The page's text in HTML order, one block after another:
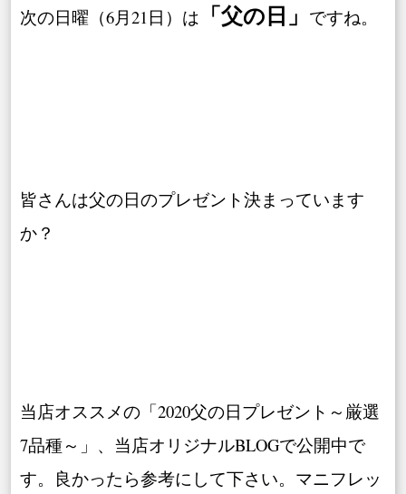
次の日曜（6月21日）は 「父の日」 ですね。
皆さんは父の日のプレゼント決まっています
か？
当店オススメの「2020父の日プレゼント～厳選
7品種～」、当店オリジナルBLOGで公開中で
す。良かったら参考にして下さい。マニフレッ